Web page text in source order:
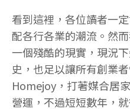
看到這裡，各位讀者一
配各行各業的潮流。然
一個殘酷的現實，現況
史，也足以讓所有創業
Homejoy，打著媒合居
營運，不過短短數年，